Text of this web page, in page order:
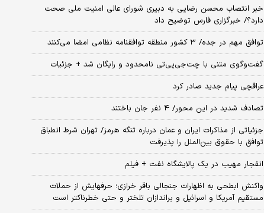
خبر انتصاب محسن رضایی به دبیری شورای عالی امنیت ملی صحت
دارد؟/ خبرگزاری فارس توضیح داد
توافق مهم در جده/ ۳ کشور منطقه توافقنامه نظامی امضا می‌کنند
گفت‌وگوی متنی با چت‌جی‌پی‌تی نامحدود و رایگان شد + جزئیات
عراقچی پیام جدید صادر کرد
تصادف شدید در این محور/ ۴ نفر جان باختند
جزئیاتی از مذاکرات ایران و عمان درباره تنگه هرمز/ تهران شرط انطباق
توافق با حقوق بین‌الملل را پذیرفت
انفجار مهیب در یک پالایشگاه نفت + فیلم
واکنش ابطحی به اظهارات جنجالی باقر خرازی؛ حرفهایش از حملات
مستقیم آمریکا و اسرائیل و براندازان تلختر و حتی خطرناکتر است